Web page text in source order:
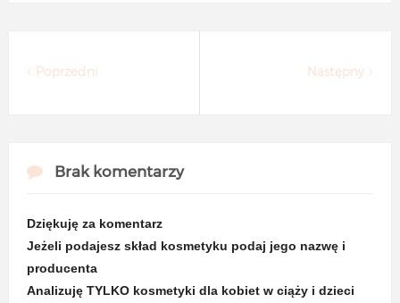
Następny
Poprzedni
Brak komentarzy
Dziękuję za komentarz
Jeżeli podajesz skład kosmetyku podaj jego nazwę i
producenta
Analizuję TYLKO kosmetyki dla kobiet w ciąży i dzieci